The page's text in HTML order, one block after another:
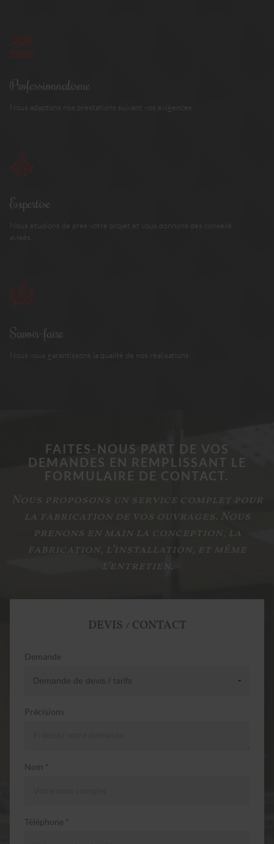
Professionnalisme
Nous adaptons nos prestations suivant vos exigences.
Expertise
Nous étudions de près votre projet et vous donnons des conseils
avisés.
Savoir-faire
Nous vous garantissons la qualité de nos réalisations.
FAITES-NOUS PART DE VOS
DEMANDES EN REMPLISSANT LE
FORMULAIRE DE CONTACT.
Nous proposons un service complet pour
la fabrication de vos ouvrages. Nous
prenons en main la conception, la
fabrication, l’installation, et même
l’entretien.
DEVIS / CONTACT
Demande
Précisions
Nom *
Téléphone *